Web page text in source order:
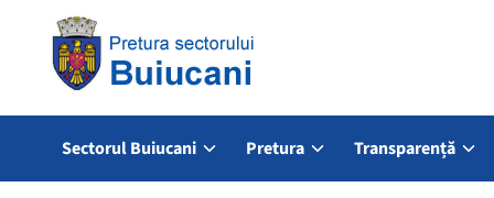
Sectorul Buiucani Pretura Transparență